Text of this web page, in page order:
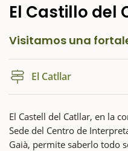
El Castillo del
Visitamos una
El Catllar
El Castell del Catllar, en la
Sede del Centro de
Gaià, permite saberlo todo